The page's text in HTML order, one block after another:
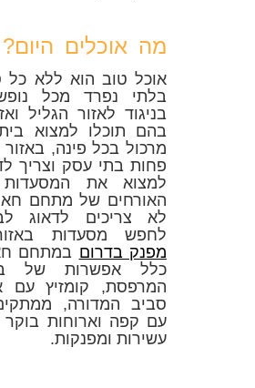
מה אוכלים היום?
אוכל טוב הוא ללא
בלתי נפרד מכל
בניגוד לאזור הגליל
בהם תוכלו למצוא
מרכול בכל פינה,
פחות בתי עסק וצריך
למצוא את המסעדות
האורחים של מתחם
לא צריכים לדאוג
לחפש מסעדות
מפנק בדרום במתחם
כלל אפשרות של
המרפסת, קומזיץ עם
סביב המדורה,
עם קפה וארוחות בוקר
עשירות ומפנקות.